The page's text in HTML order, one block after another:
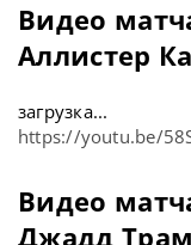
Видео
Аллистер
загрузка...
https://youtu.be/
Видео
Джадд